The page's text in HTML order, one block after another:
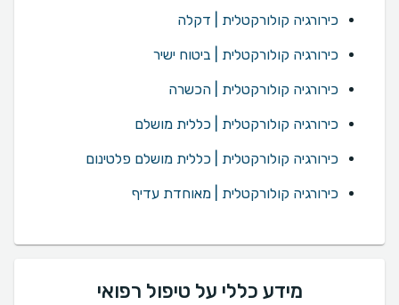
כירורגיה קולורקטלית | דקלה
כירורגיה קולורקטלית | ביטוח ישיר
כירורגיה קולורקטלית | הכשרה
כירורגיה קולורקטלית | כללית מושלם
כירורגיה קולורקטלית | כללית מושלם פלטינום
כירורגיה קולורקטלית | מאוחדת עדיף
מידע כללי על טיפול רפואי